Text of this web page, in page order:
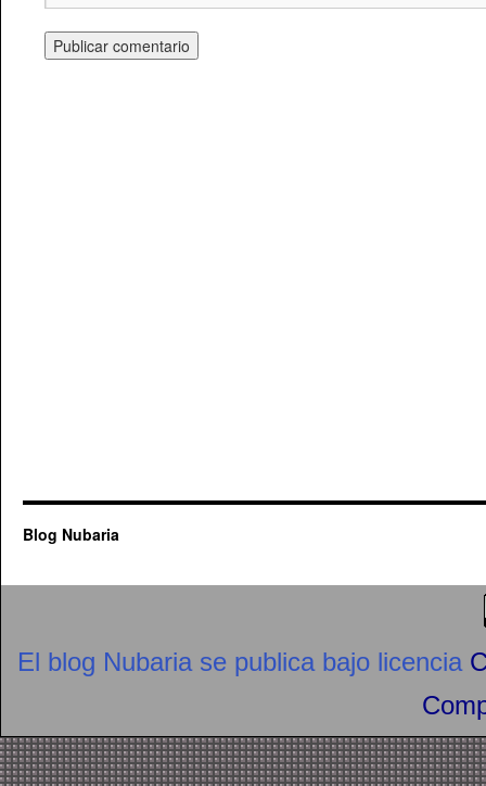
Blog Nubaria
El blog Nubaria se publica bajo licencia